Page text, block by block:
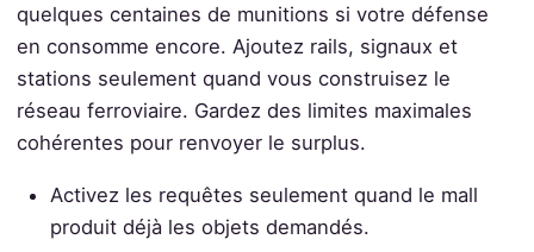
quelques centaines de munitions si votre défense
en consomme encore. Ajoutez rails, signaux et
stations seulement quand vous construisez le
réseau ferroviaire. Gardez des limites maximales
cohérentes pour renvoyer le surplus.
Activez les requêtes seulement quand le mall
produit déjà les objets demandés.